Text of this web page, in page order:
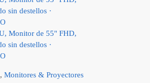
, Monitores & Proyectores